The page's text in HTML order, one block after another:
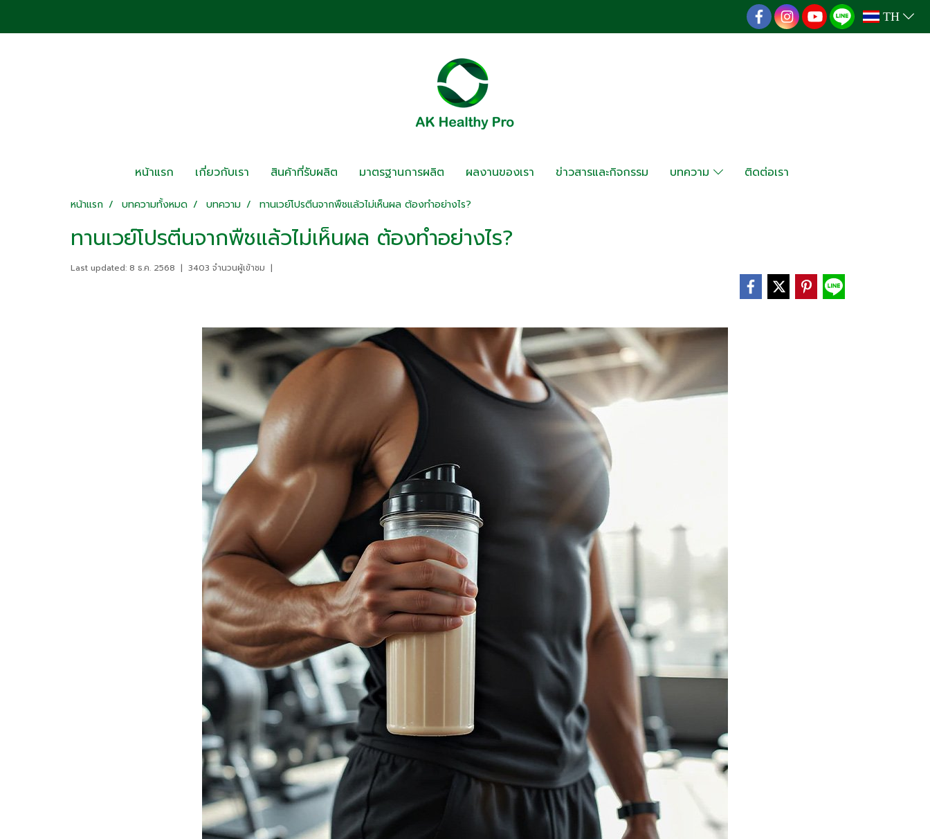
TH
หน้าแรก เกี่ยวกับเรา สินค้าที่รับผลิต มาตรฐานการผลิต ผลงานของเรา ข่าวสารและกิจกรรม บทความ ติดต่อเรา
หน้าแรก บทความทั้งหมด บทความ ทานเวย์โปรตีนจากพืชแล้วไม่เห็นผล ต้องทำอย่างไร?
ทานเวย์โปรตีนจากพืชแล้วไม่เห็นผล ต้องทำอย่างไร?
Last updated: 8 ธ.ค. 2568 | 3403 จำนวนผู้เข้าชม |